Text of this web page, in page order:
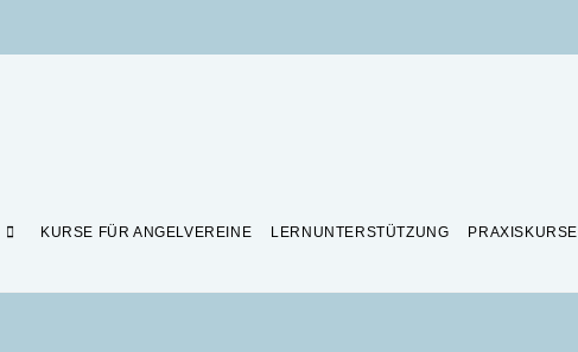
KURSE FÜR ANGELVEREINE LERNUNTERSTÜTZUNG PRAXISKURSE